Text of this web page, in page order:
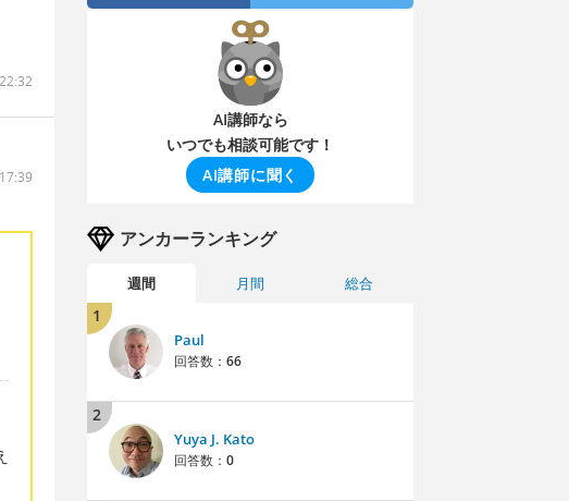
AI講師なら
いつでも相談可能です！
AI講師に聞く
アンカーランキング
週間 月間 総合
1
Paul
回答数： 66
2
Yuya J. Kato
回答数： 0